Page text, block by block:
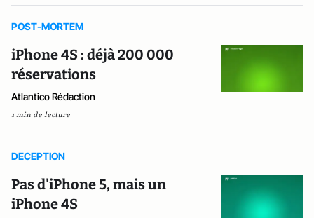
POST-MORTEM
iPhone 4S : déjà 200 000
réservations
Atlantico Rédaction
1 min de lecture
DECEPTION
Pas d'iPhone 5, mais un
iPhone 4S